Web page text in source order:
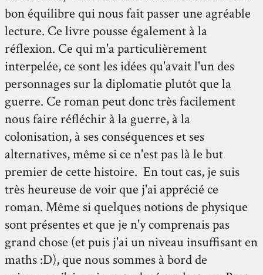
bon équilibre qui nous fait passer une agréable
lecture. Ce livre pousse également à la
réflexion. Ce qui m'a particulièrement
interpelée, ce sont les idées qu'avait l'un des
personnages sur la diplomatie plutôt que la
guerre. Ce roman peut donc très facilement
nous faire réfléchir à la guerre, à la
colonisation, à ses conséquences et ses
alternatives, même si ce n'est pas là le but
premier de cette histoire. En tout cas, je suis
très heureuse de voir que j'ai apprécié ce
roman. Même si quelques notions de physique
sont présentes et que je n'y comprenais pas
grand chose (et puis j'ai un niveau insuffisant en
maths :D), que nous sommes à bord de